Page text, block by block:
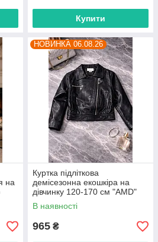
Купити
на
НОВИНКА 06.08.26
Куртка підліткова
демісезонна екошкіра на
дівчинку 120-170 см "AMD"
недорого від прямого
постачальника
В наявності
965 ₴